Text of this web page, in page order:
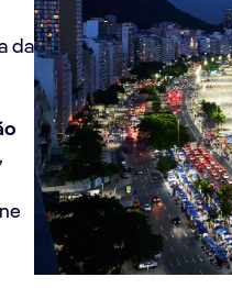
da
,